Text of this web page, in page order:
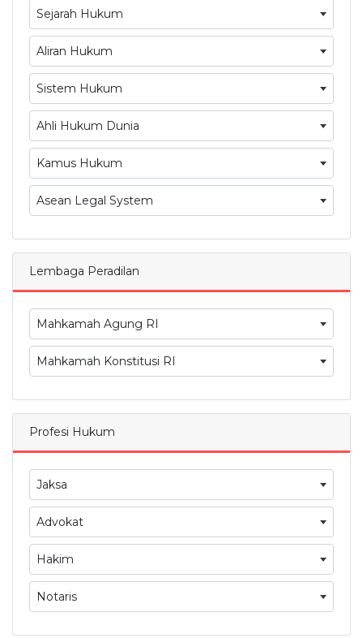
Sejarah Hukum
Aliran Hukum
Sistem Hukum
Ahli Hukum Dunia
Kamus Hukum
Asean Legal System
Lembaga Peradilan
Mahkamah Agung RI
Mahkamah Konstitusi RI
Profesi Hukum
Jaksa
Advokat
Hakim
Notaris